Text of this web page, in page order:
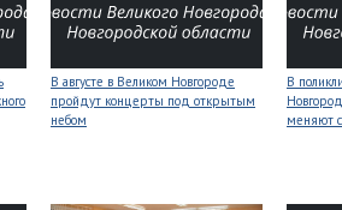
В августе в Великом Новгороде
пройдут концерты под открытым
небом
В
меняют